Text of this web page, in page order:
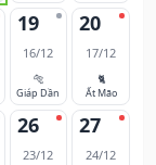
19
16/12
🐅
Giáp Dần
20
17/12
🐈
Ất Mão
26
23/12
27
24/12